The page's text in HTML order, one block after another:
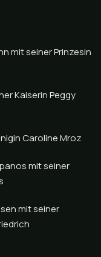
mit seiner Prinzesin
Kaiserin Peggy
Caroline Mroz
mit seiner
mit seiner